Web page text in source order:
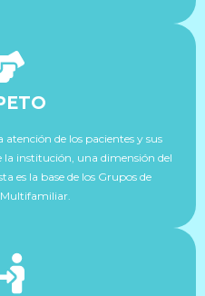
de los pacientes y sus
institución, una dimensión del
es la base de los Grupos de
Multifamiliar.